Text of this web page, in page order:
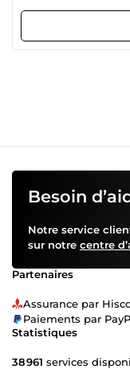
Besoin
Notre service
sur notre centre
Partenaires
Assurance par
Paiements par
Statistiques
38 961 services